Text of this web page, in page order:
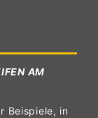
AM
Beispiele, in